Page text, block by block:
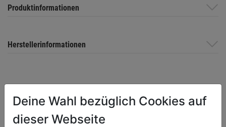
Produktinformationen
Herstellerinformationen
WEITERE PRODUKTE AUS DIESER
KATEGORIE
Deine Wahl bezüglich Cookies auf
dieser Webseite